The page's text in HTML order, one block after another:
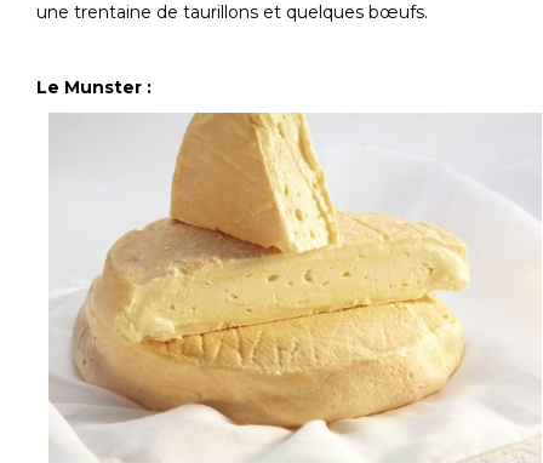
une trentaine de taurillons et quelques bœufs.
Le Munster :